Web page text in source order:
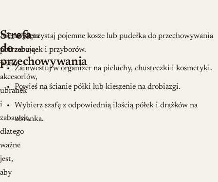
Strefa
do
przechowywania
Niemowlęta
potrzebują
wielu
akcesoriów,
ubranek
i
zabawek,
dlatego
ważne
jest,
aby
Wykorzystaj pojemne kosze lub pudełka do przechowywania
zabawek i przyborów.
Zainwestuj w organizer na pieluchy, chusteczki i kosmetyki.
Powieś na ścianie półki lub kieszenie na drobiazgi.
Wybierz szafę z odpowiednią ilością półek i drążków na
ubranka.